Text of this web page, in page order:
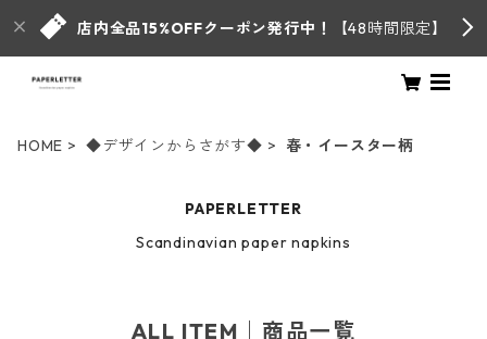
店内全品15%OFFクーポン発行中！ 【48時間限定】
HOME ◆デザインからさがす◆ 春・イースター柄
PAPERLETTER
Scandinavian paper napkins
ALL ITEM｜商品一覧